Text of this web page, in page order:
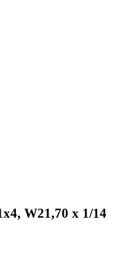
W21,70 x 1/14